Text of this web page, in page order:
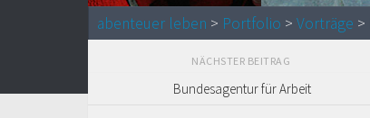
abenteuer leben > Portfolio > Vorträge >
NÄCHSTER BEITRAG
Bundesagentur für Arbeit